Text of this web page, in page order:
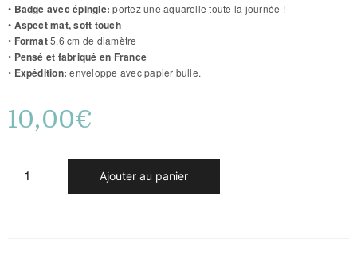
• Badge avec épingle:portez une aquarelle toute la journée !
• Aspect mat, soft touch
• Format5,6 cm de diamètre
• Pensé et fabriqué en France
• Expédition:enveloppe avec papier bulle.
10,00€
Ajouter au panier